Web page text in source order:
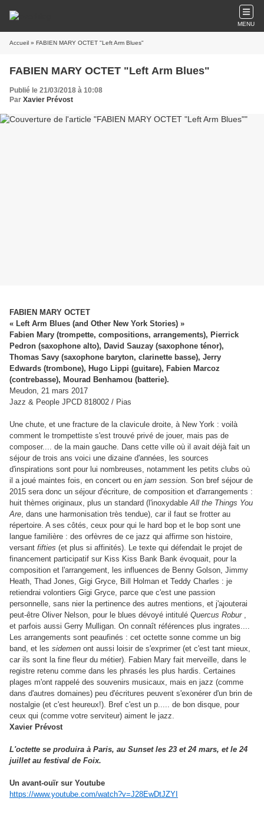
MENU
Accueil » FABIEN MARY OCTET "Left Arm Blues"
FABIEN MARY OCTET "Left Arm Blues"
Publié le 21/03/2018 à 10:08
Par Xavier Prévost
FABIEN MARY OCTET
« Left Arm Blues (and Other New York Stories) »
Fabien Mary (trompette, compositions, arrangements), Pierrick
Pedron (saxophone alto), David Sauzay (saxophone ténor),
Thomas Savy (saxophone baryton, clarinette basse), Jerry
Edwards (trombone), Hugo Lippi (guitare), Fabien Marcoz
(contrebasse), Mourad Benhamou (batterie).
Meudon, 21 mars 2017
Jazz & People JPCD 818002 / Pias
Une chute, et une fracture de la clavicule droite, à New York : voilà
comment le trompettiste s'est trouvé privé de jouer, mais pas de
composer.... de la main gauche. Dans cette ville où il avait déjà fait un
séjour de trois ans voici une dizaine d'années, les sources
d'inspirations sont pour lui nombreuses, notamment les petits clubs où
il a joué maintes fois, en concert ou en jam session. Son bref séjour de
2015 sera donc un séjour d'écriture, de composition et d'arrangements :
huit thèmes originaux, plus un standard (l'inoxydableAll the Things You
Are, dans une harmonisation très tendue), car il faut se frotter au
répertoire. A ses côtés, ceux pour qui le hard bop et le bop sont une
langue familière : des orfèvres de ce jazz qui affirme son histoire,
versant fifties (et plus si affinités). Le texte qui défendait le projet de
financement participatif sur Kiss Kiss Bank Bank évoquait, pour la
composition et l'arrangement, les influences de Benny Golson, Jimmy
Heath, Thad Jones, Gigi Gryce, Bill Holman et Teddy Charles : je
retiendrai volontiers Gigi Gryce, parce que c'est une passion
personnelle, sans nier la pertinence des autres mentions, et j'ajouterai
peut-être Oliver Nelson, pour le blues dévoyé intitulé Quercus Robur ,
et parfois aussi Gerry Mulligan. On connaît références plus ingrates....
Les arrangements sont peaufinés : cet octette sonne comme un big
band, et les sidemen ont aussi loisir de s'exprimer (et c'est tant mieux,
car ils sont la fine fleur du métier). Fabien Mary fait merveille, dans le
registre retenu comme dans les phrasés les plus hardis. Certaines
plages m'ont rappelé des souvenirs musicaux, mais en jazz (comme
dans d'autres domaines) peu d'écritures peuvent s'exonérer d'un brin de
nostalgie (et c'est heureux!). Bref c'est un p..... de bon disque, pour
ceux qui (comme votre serviteur) aiment le jazz.
Xavier Prévost
L'octette se produira à Paris, au Sunset les 23 et 24 mars, et le 24
juillet au festival de Foix.
Un avant-ouïr sur Youtube
https://www.youtube.com/watch?v=J28EwDtJZYI